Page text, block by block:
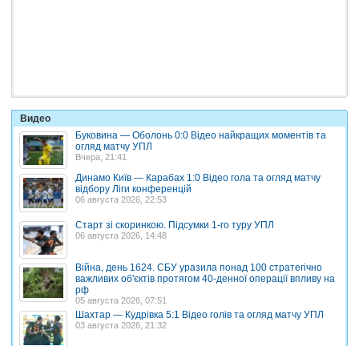
Видео
Буковина — Оболонь 0:0 Відео найкращих моментів та
огляд матчу УПЛ
Вчера, 21:41
Динамо Київ — Карабах 1:0 Відео гола та огляд матчу
відбору Ліги конференцій
06 августа 2026, 22:53
Старт зі скоринкою. Підсумки 1-го туру УПЛ
06 августа 2026, 14:48
Війна, день 1624. СБУ уразила понад 100 стратегічно
важливих об'єктів протягом 40-денної операції впливу на
рф
05 августа 2026, 07:51
Шахтар — Кудрівка 5:1 Відео голів та огляд матчу УПЛ
03 августа 2026, 21:32